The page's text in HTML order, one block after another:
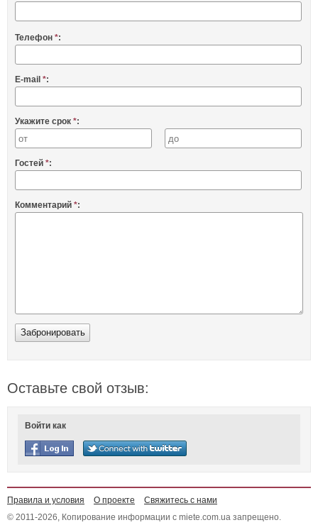
Телефон *:
E-mail *:
Укажите срок *:
Гостей *:
Комментарий *:
Оставьте свой отзыв:
Войти как
Правила и условия О проекте
Свяжитесь с нами
© 2011-2026, Копирование информации с miete.com.ua запрещено.